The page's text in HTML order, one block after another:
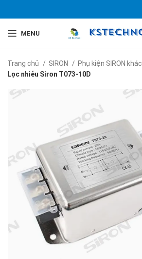
MENU
Trang chủ SIRON
Phụ kiện SIRON khác
Lọc nhiễu Siron T073-10D